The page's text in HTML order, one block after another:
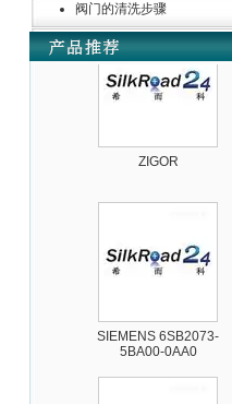
阀门的清洗步骤
ZIGOR
SIEMENS 6SB2073-
5BA00-0AA0